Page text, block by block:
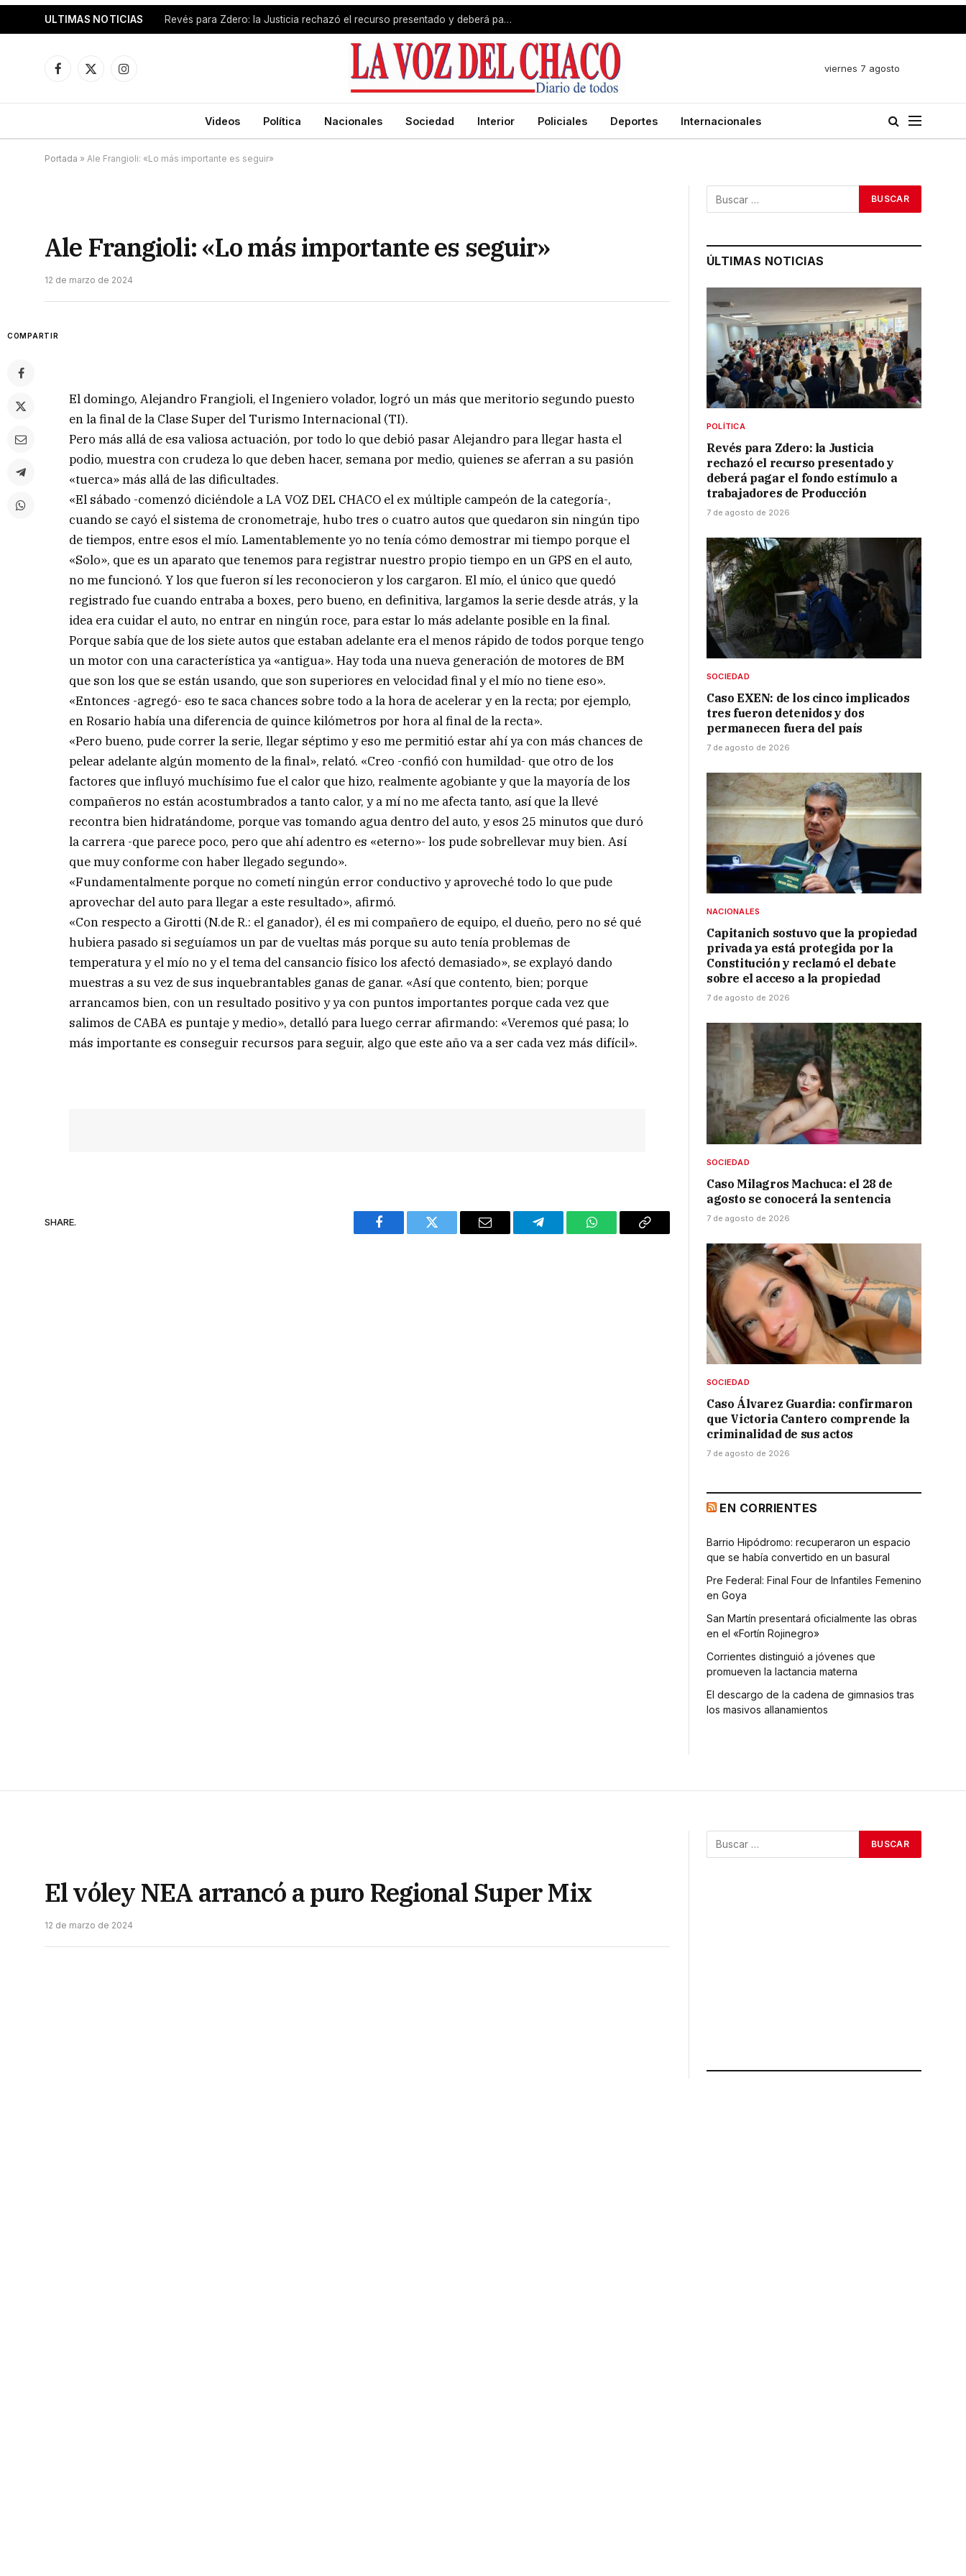
ULTIMAS NOTICIAS Revés para Zdero: la Justicia rechazó el recurso presentado y deberá pagar el fondo estímulo a trabajadores de Producción
Facebook
X
Instagram
viernes 7 agosto
Videos Política Nacionales Sociedad Interior Policiales Deportes Internacionales
Portada » Ale Frangioli: «Lo más importante es seguir»
Ale Frangioli: «Lo más importante es seguir»
12 de marzo de 2024
COMPARTIR
El domingo, Alejandro Frangioli, el Ingeniero volador, logró un más que meritorio segundo puesto
en la final de la Clase Super del Turismo Internacional (TI).
Pero más allá de esa valiosa actuación, por todo lo que debió pasar Alejandro para llegar hasta el
podio, muestra con crudeza lo que deben hacer, semana por medio, quienes se aferran a su pasión
«tuerca» más allá de las dificultades.
«El sábado -comenzó diciéndole a LA VOZ DEL CHACO el ex múltiple campeón de la categoría-,
cuando se cayó el sistema de cronometraje, hubo tres o cuatro autos que quedaron sin ningún tipo
de tiempos, entre esos el mío. Lamentablemente yo no tenía cómo demostrar mi tiempo porque el
«Solo», que es un aparato que tenemos para registrar nuestro propio tiempo en un GPS en el auto,
no me funcionó. Y los que fueron sí les reconocieron y los cargaron. El mío, el único que quedó
registrado fue cuando entraba a boxes, pero bueno, en definitiva, largamos la serie desde atrás, y la
idea era cuidar el auto, no entrar en ningún roce, para estar lo más adelante posible en la final.
Porque sabía que de los siete autos que estaban adelante era el menos rápido de todos porque tengo
un motor con una característica ya «antigua». Hay toda una nueva generación de motores de BM
que son los que se están usando, que son superiores en velocidad final y el mío no tiene eso».
«Entonces -agregó- eso te saca chances sobre todo a la hora de acelerar y en la recta; por ejemplo,
en Rosario había una diferencia de quince kilómetros por hora al final de la recta».
«Pero bueno, pude correr la serie, llegar séptimo y eso me permitió estar ahí ya con más chances de
pelear adelante algún momento de la final», relató. «Creo -confió con humildad- que otro de los
factores que influyó muchísimo fue el calor que hizo, realmente agobiante y que la mayoría de los
compañeros no están acostumbrados a tanto calor, y a mí no me afecta tanto, así que la llevé
recontra bien hidratándome, porque vas tomando agua dentro del auto, y esos 25 minutos que duró
la carrera -que parece poco, pero que ahí adentro es «eterno»- los pude sobrellevar muy bien. Así
que muy conforme con haber llegado segundo».
«Fundamentalmente porque no cometí ningún error conductivo y aproveché todo lo que pude
aprovechar del auto para llegar a este resultado», afirmó.
«Con respecto a Girotti (N.de R.: el ganador), él es mi compañero de equipo, el dueño, pero no sé qué
hubiera pasado si seguíamos un par de vueltas más porque su auto tenía problemas de
temperatura y el mío no y el tema del cansancio físico los afectó demasiado», se explayó dando
muestras a su vez de sus inquebrantables ganas de ganar. «Así que contento, bien; porque
arrancamos bien, con un resultado positivo y ya con puntos importantes porque cada vez que
salimos de CABA es puntaje y medio», detalló para luego cerrar afirmando: «Veremos qué pasa; lo
más importante es conseguir recursos para seguir, algo que este año va a ser cada vez más difícil».
SHARE.
Facebook Twitter Email Telegram WhatsAppCopy
ÚLTIMAS NOTICIAS
POLÍTICA
Revés para Zdero: la Justicia
rechazó el recurso presentado y
deberá pagar el fondo estímulo a
trabajadores de Producción
7 de agosto de 2026
SOCIEDAD
Caso EXEN: de los cinco implicados
tres fueron detenidos y dos
permanecen fuera del país
7 de agosto de 2026
NACIONALES
Capitanich sostuvo que la propiedad
privada ya está protegida por la
Constitución y reclamó el debate
sobre el acceso a la propiedad
7 de agosto de 2026
SOCIEDAD
Caso Milagros Machuca: el 28 de
agosto se conocerá la sentencia
7 de agosto de 2026
SOCIEDAD
Caso Álvarez Guardia: confirmaron
que Victoria Cantero comprende la
criminalidad de sus actos
7 de agosto de 2026
EN CORRIENTES
Barrio Hipódromo: recuperaron un espacio
que se había convertido en un basural
Pre Federal: Final Four de Infantiles Femenino
en Goya
San Martín presentará oficialmente las obras
en el «Fortín Rojinegro»
Corrientes distinguió a jóvenes que
promueven la lactancia materna
El descargo de la cadena de gimnasios tras
los masivos allanamientos
El vóley NEA arrancó a puro Regional Super Mix
12 de marzo de 2024